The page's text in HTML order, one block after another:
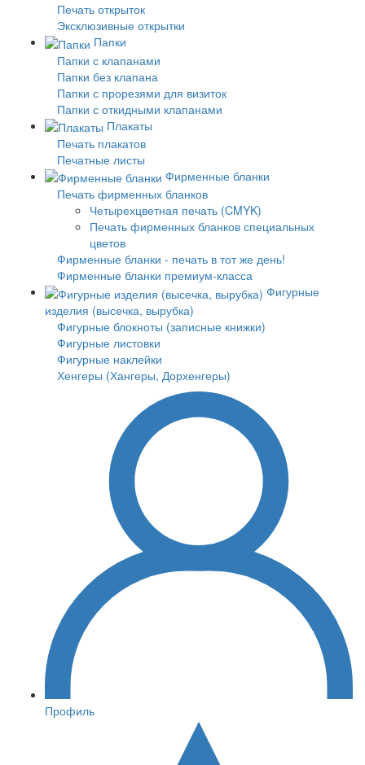
Печать открыток
Эксклюзивные открытки
Папки
Папки с клапанами
Папки без клапана
Папки с прорезями для визиток
Папки с откидными клапанами
Плакаты
Печать плакатов
Печатные листы
Фирменные бланки
Печать фирменных бланков
Четырехцветная печать (CMYK)
Печать фирменных бланков специальных
цветов
Фирменные бланки - печать в тот же день!
Фирменные бланки премиум-класса
Фигурные
изделия (высечка, вырубка)
Фигурные блокноты (записные книжки)
Фигурные листовки
Фигурные наклейки
Хенгеры (Хангеры, Дорхенгеры)
Профиль